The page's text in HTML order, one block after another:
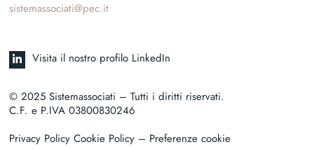
sistemassociati@pec.it
Visita il nostro profilo LinkedIn
© 2025 Sistemassociati – Tutti i diritti riservati.
C.F. e P.IVA 03800830246
Privacy Policy Cookie Policy – Preferenze cookie